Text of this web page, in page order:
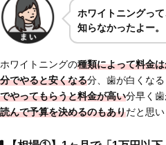
ホワイトニングっ
知らなかったよー。
ホワイトニングの種類によって料金
分でやると安くなる分、歯が白くなる
でやってもらうと料金が高い分早く歯
読んで予算を決めるのもありだと思い